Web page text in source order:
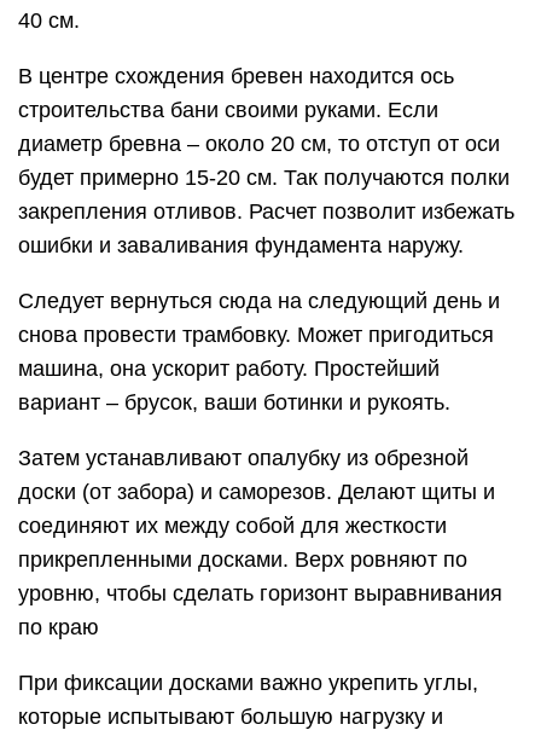
40 см.
В центре схождения бревен находится ось
строительства бани своими руками. Если
диаметр бревна – около 20 см, то отступ от оси
будет примерно 15-20 см. Так получаются полки
закрепления отливов. Расчет позволит избежать
ошибки и заваливания фундамента наружу.
Следует вернуться сюда на следующий день и
снова провести трамбовку. Может пригодиться
машина, она ускорит работу. Простейший
вариант – брусок, ваши ботинки и рукоять.
Затем устанавливают опалубку из обрезной
доски (от забора) и саморезов. Делают щиты и
соединяют их между собой для жесткости
прикрепленными досками. Верх ровняют по
уровню, чтобы сделать горизонт выравнивания
по краю
При фиксации досками важно укрепить углы,
которые испытывают большую нагрузку и